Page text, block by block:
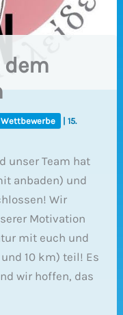
Wettbewerbe |15.
unser Team hat
anbaden) und
Wir
Motivation
mit euch und
10 km) teil! Es
wir hoffen, das